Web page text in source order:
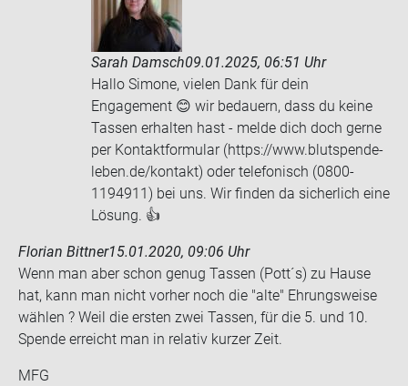
Sarah Damsch09.01.2025, 06:51 Uhr
Hallo Simone, vielen Dank für dein
Engagement 😊 wir bedauern, dass du keine
Tassen erhalten hast - melde dich doch gerne
per Kontaktformular (https://www.blutspende-
leben.de/kontakt) oder telefonisch (0800-
1194911) bei uns. Wir finden da sicherlich eine
Lösung. 👍
Florian Bittner15.01.2020, 09:06 Uhr
Wenn man aber schon genug Tas­sen (Pott´s) zu Hause
hat, kann man nicht vor­her noch die "alte" Eh­rungs­wei­se
wäh­len ? Weil die ers­ten zwei Tas­sen, für die 5. und 10.
Spen­de er­reicht man in re­la­tiv kur­zer Zeit.
MFG